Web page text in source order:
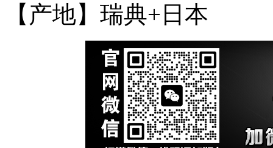
【产地】瑞典+日本